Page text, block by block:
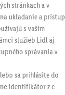
stránkach a v
ukladanie a prístup
s vaším
služieb Lidl aj
správania v
sa prihlásite do
identifikátor z e-